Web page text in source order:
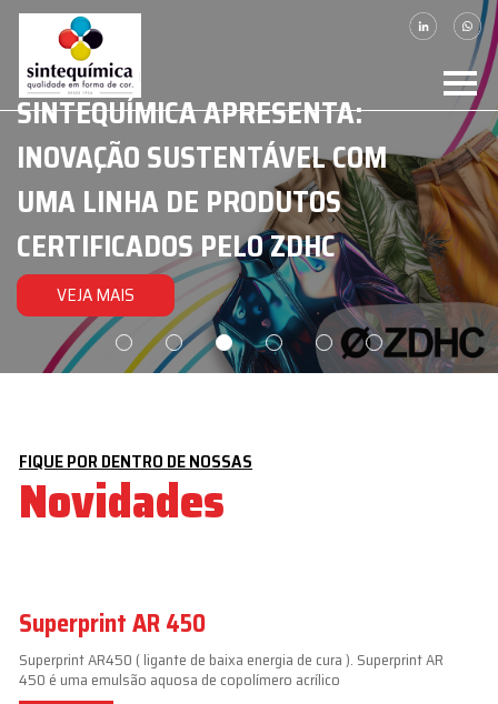
SE INSCREVA
DISTRIBUIDOR OFICIAL DOW
VEJA MAIS
SINTEQUÍMICA APRESENTA:
INOVAÇÃO SUSTENTÁVEL COM
UMA LINHA DE PRODUTOS
CERTIFICADOS PELO ZDHC
VEJA MAIS
PIONEIRISMO, INOVAÇÃO E
VANGUARDA EM TECNOLOGIA
COLORIMÉTRICA
VEJA MAIS
PIONEIRA NA FABRICAÇÃO DE
DISPERSÕESPIGMENTÁRIAS NA
AMÉRICA LATINA.DESDE 1954
VEJA MAIS
TECNOLOGIA A FAVOR DA
ESTAMPARIA TÊXTIL
VEJA MAIS
FIQUE POR DENTRO DE NOSSAS
Novidades
Superprint AR 450
Superprint AR450 ( ligante de baixa energia de cura ). Superprint AR
450 é uma emulsão aquosa de copolímero acrílico